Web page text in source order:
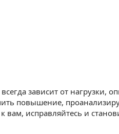
зависит от нагрузки,
повышение,
вам, исправляйтесь и